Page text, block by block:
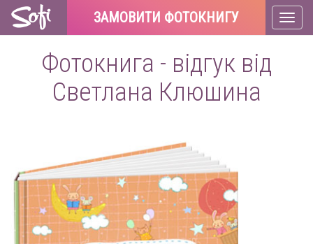
ЗАМОВИТИ ФОТОКНИГУ
Фотокнига - відгук від
Светлана Клюшина